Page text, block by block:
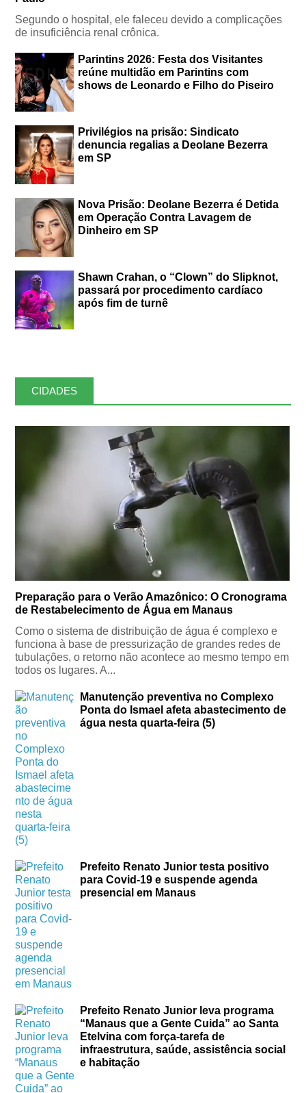
Segundo o hospital, ele faleceu devido a complicações
de insuficiência renal crônica.
Parintins 2026: Festa dos Visitantes
reúne multidão em Parintins com
shows de Leonardo e Filho do Piseiro
Privilégios na prisão: Sindicato
denuncia regalias a Deolane Bezerra
em SP
Nova Prisão: Deolane Bezerra é Detida
em Operação Contra Lavagem de
Dinheiro em SP
Shawn Crahan, o “Clown” do Slipknot,
passará por procedimento cardíaco
após fim de turnê
CIDADES
Preparação para o Verão Amazônico: O Cronograma
de Restabelecimento de Água em Manaus
Como o sistema de distribuição de água é complexo e
funciona à base de pressurização de grandes redes de
tubulações, o retorno não acontece ao mesmo tempo em
todos os lugares. A...
Manutenção preventiva no Complexo
Ponta do Ismael afeta abastecimento de
água nesta quarta-feira (5)
Prefeito Renato Junior testa positivo
para Covid-19 e suspende agenda
presencial em Manaus
Prefeito Renato Junior leva programa
“Manaus que a Gente Cuida” ao Santa
Etelvina com força-tarefa de
infraestrutura, saúde, assistência social
e habitação